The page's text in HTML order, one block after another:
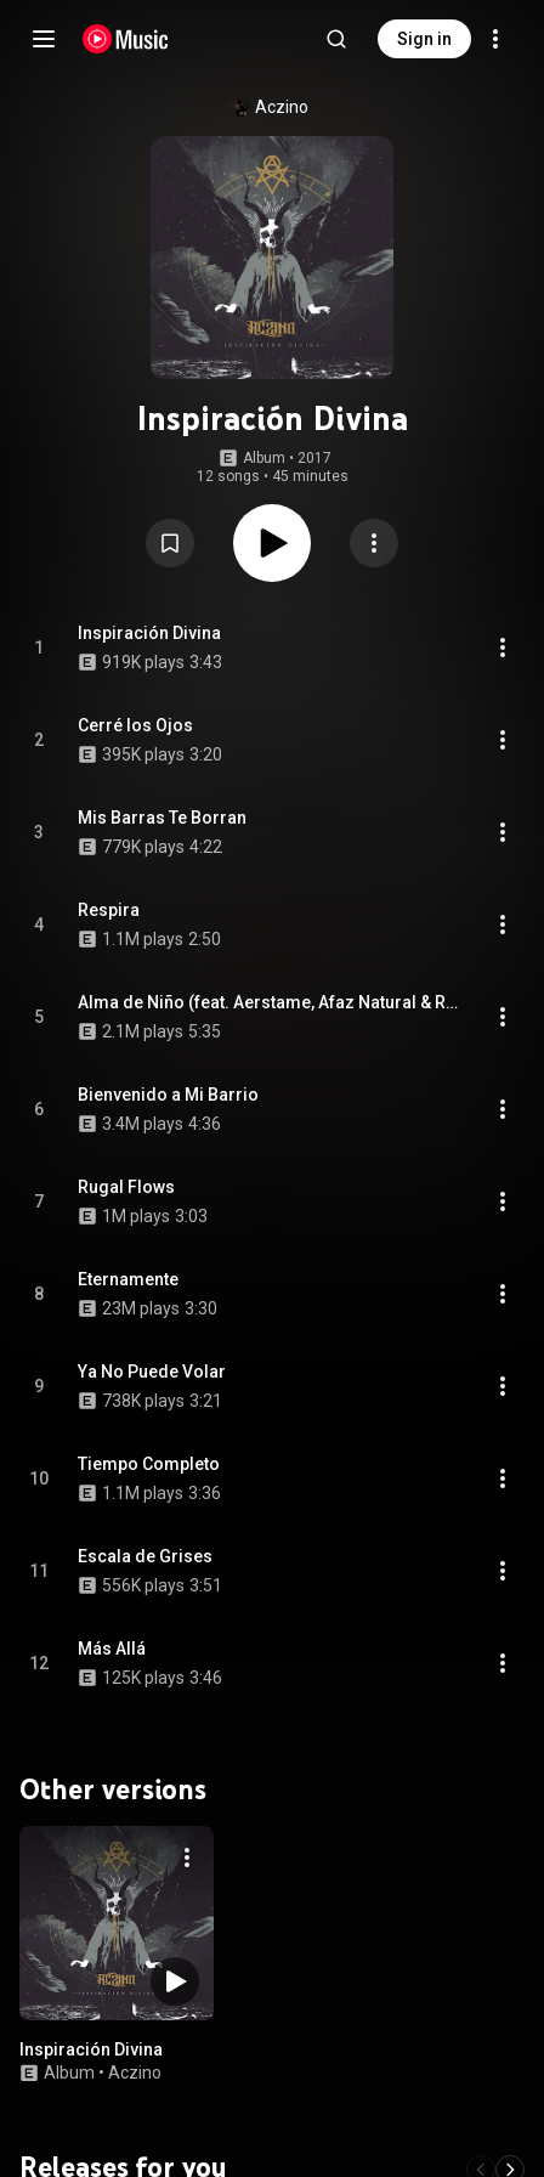
Sign in
Aczino
Inspiración Divina
Album • 2017
12 songs • 45 minutes
1
Inspiración Divina
919K plays 3:43
2
Cerré los Ojos
395K plays 3:20
3
Mis Barras Te Borran
779K plays 4:22
4
Respira
1.1M plays 2:50
5
Alma de Niño (feat. Aerstame, Afaz Natural & Rapper School)
2.1M plays 5:35
6
Bienvenido a Mi Barrio
3.4M plays 4:36
7
Rugal Flows
1M plays 3:03
8
Eternamente
23M plays 3:30
9
Ya No Puede Volar
738K plays 3:21
10
Tiempo Completo
1.1M plays 3:36
11
Escala de Grises
556K plays 3:51
12
Más Allá
125K plays 3:46
Other versions
Inspiración Divina
Album • Aczino
Releases for you